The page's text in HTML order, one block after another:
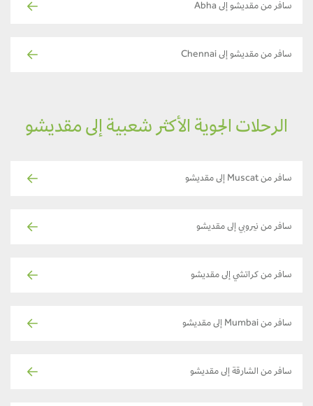
سافر من مقديشو إلى Abha
سافر من مقديشو إلى Chennai
الرحلات الجوية الأكثر شعبية إلى مقديشو
سافر من Muscat إلى مقديشو
سافر من نيروبي إلى مقديشو
سافر من كراتشي إلى مقديشو
سافر من Mumbai إلى مقديشو
سافر من الشارقة إلى مقديشو